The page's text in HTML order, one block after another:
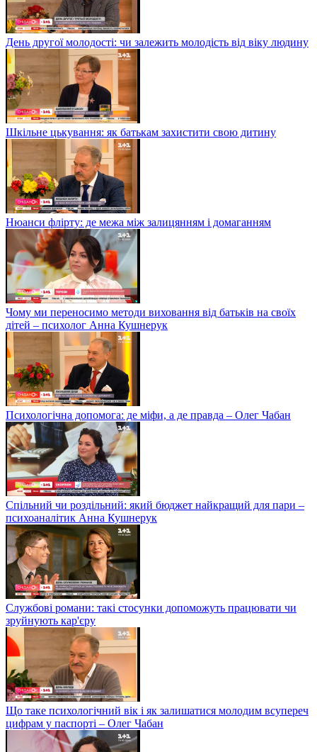
День другої молодості: чи залежить молодість від віку людину
Шкільне цькування: як батькам захистити свою дитину
Нюанси флірту: де межа між залицянням і домаганням
Чому ми переносимо методи виховання від батьків на своїх
дітей – психолог Анна Кушнерук
Психологічна допомога: де міфи, а де правда – Олег Чабан
Спільний чи роздільний: який бюджет найкращий для пари –
психоаналітик Анна Кушнерук
Службові романи: такі стосунки допоможуть працювати чи
зруйнують кар'єру
Що таке психологічний вік і як залишатися молодим всупереч
цифрам у паспорті – Олег Чабан